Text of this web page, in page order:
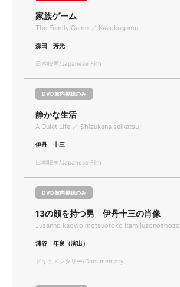
家族ゲーム
The Family Game ／ Kazokugemu
森田 芳光
日本映画/Japanese Film
DVD館内視聴のみ
静かな生活
A Quiet Life ／ Shizukana seikatsu
伊丹 十三
日本映画/Japanese Film
DVD館内視聴のみ
13の顔を持つ男 伊丹十三の肖像
Jusanno kaowo motsuotoko itamijuzonoshozo
浦谷 年良（演出）
ドキュメンタリー/Documentary